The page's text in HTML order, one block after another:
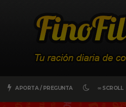
APORTA / PREGUNTA ∞ SCROLL